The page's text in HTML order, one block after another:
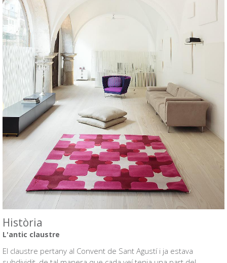
Història
L'antic claustre
El claustre pertany al Convent de Sant Agustí i ja estava